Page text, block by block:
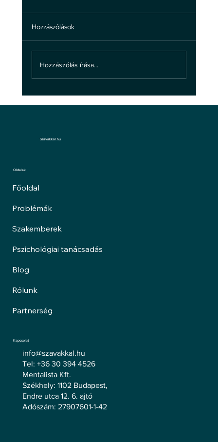
Hozzászólások
Hozzászólás írása...
Szavakkal.hu
Oldalak
Főoldal
Problémák
Szakemberek
Pszichológiai tanácsadás
Blog
Rólunk
Partnerség
Kapcsolat
info@szavakkal.hu
Tel: +36 30 394 4526
Mentalista Kft.
Székhely: 1102 Budapest,
Endre utca 12. 6. ajtó
Adószám: 27907601-1-42